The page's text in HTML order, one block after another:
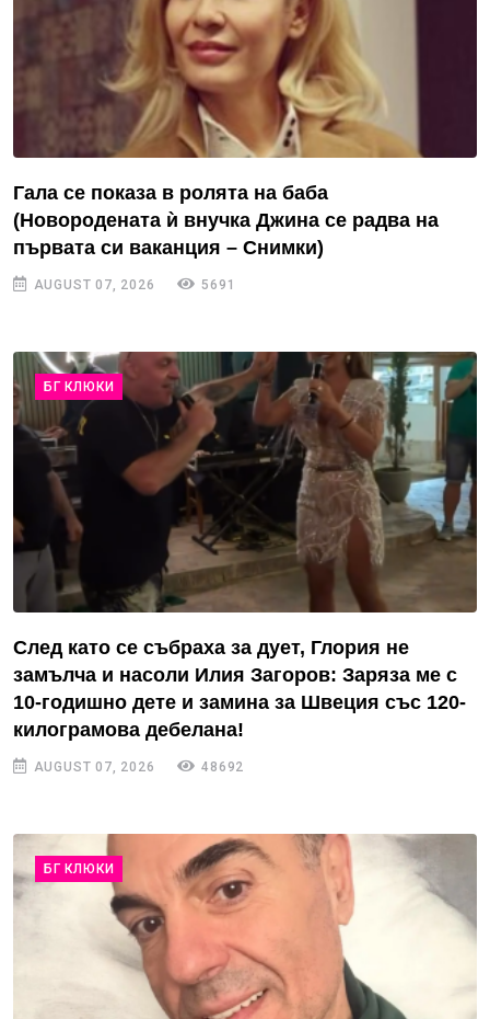
Гала се показа в ролята на баба
(Новородената ѝ внучка Джина се радва на
първата си ваканция – Снимки)
AUGUST 07, 2026 5691
БГ КЛЮКИ
След като се събраха за дует, Глория не
замълча и насоли Илия Загоров: Заряза ме с
10-годишно дете и замина за Швеция със 120-
килограмова дебелана!
AUGUST 07, 2026 48692
БГ КЛЮКИ